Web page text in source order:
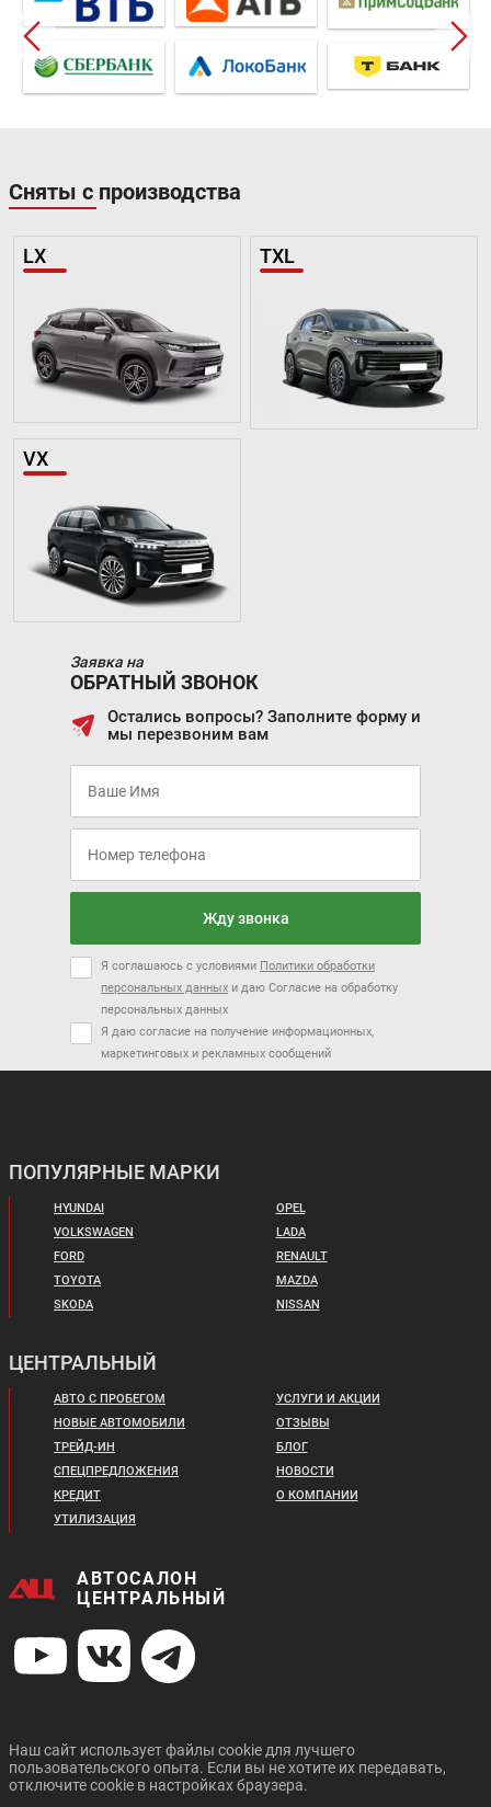
Сняты с производства
LX TXL
VX
Заявка на
ОБРАТНЫЙ ЗВОНОК
Остались вопросы? Заполните форму и
мы перезвоним вам
Жду звонка
Я соглашаюсь с условиями Политики обработки
персональных данных и даю Согласие на обработку
персональных данных
Я даю согласие на получение информационных,
маркетинговых и рекламных сообщений
ПОПУЛЯРНЫЕ МАРКИ
HYUNDAI
VOLKSWAGEN
FORD
TOYOTA
SKODA
OPEL
LADA
RENAULT
MAZDA
NISSAN
ЦЕНТРАЛЬНЫЙ
АВТО С ПРОБЕГОМ
НОВЫЕ АВТОМОБИЛИ
ТРЕЙД-ИН
СПЕЦПРЕДЛОЖЕНИЯ
КРЕДИТ
УТИЛИЗАЦИЯ
УСЛУГИ И АКЦИИ
ОТЗЫВЫ
БЛОГ
НОВОСТИ
О КОМПАНИИ
АВТОСАЛОН
ЦЕНТРАЛЬНЫЙ
Наш сайт использует файлы cookie для лучшего
пользовательского опыта. Если вы не хотите их передавать,
отключите cookie в настройках браузера.